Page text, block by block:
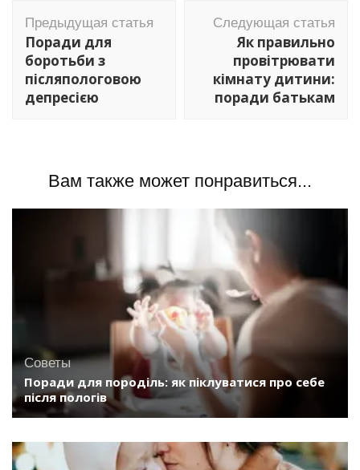
по
записям
Предыдущая статья
Поради для
боротьби з
післяпологовою
депресією
Следующая статья
Як правильно
провітрювати
кімнату дитини:
поради батькам
Вам также может понравиться...
Советы
Поради для породіль: як піклуватися про себе
після пологів